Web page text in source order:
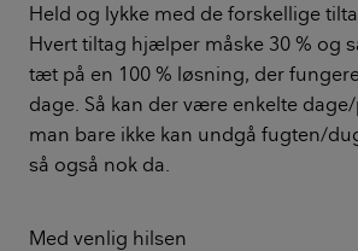
Held og lykke med de forskellige
Hvert tiltag hjælper måske 30 % og
tæt på en 100 % løsning, der
dage. Så kan der være enkelte
man bare ikke kan undgå fugten/
så også nok da.
Med venlig hilsen